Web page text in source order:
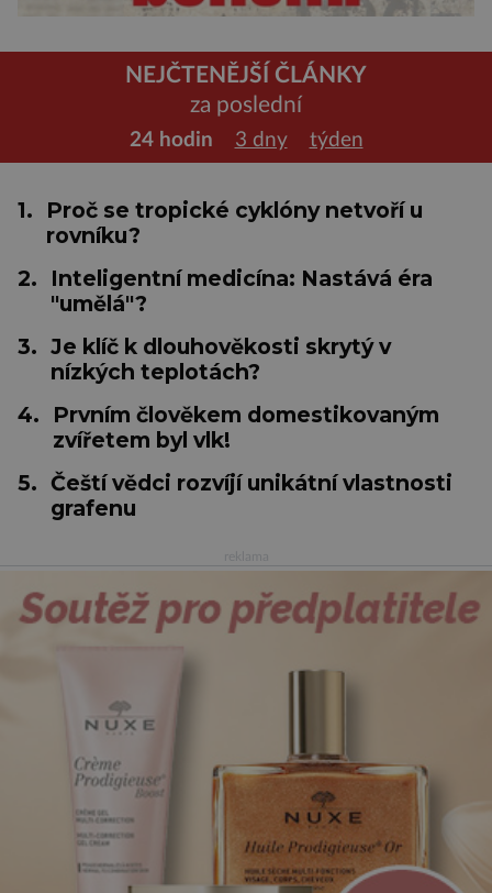
NEJČTENĚJŠÍ ČLÁNKY
za poslední
24 hodin 3 dny týden
1.
Proč se tropické cyklóny netvoří u
rovníku?
2.
Inteligentní medicína: Nastává éra
"umělá"?
3. Je klíč k dlouhověkosti skrytý v
nízkých teplotách?
4.
Prvním člověkem domestikovaným
zvířetem byl vlk!
5. Čeští vědci rozvíjí unikátní vlastnosti
grafenu